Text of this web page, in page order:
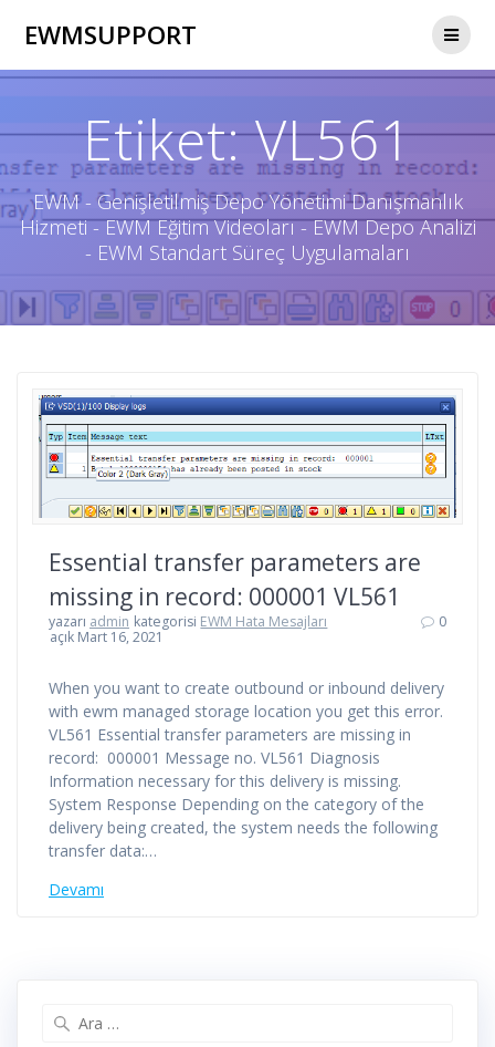
EWMSUPPORT
Etiket:VL561
EWM - Genişletilmiş Depo Yönetimi Danışmanlık
Hizmeti - EWM Eğitim Videoları - EWM Depo Analizi
- EWM Standart Süreç Uygulamaları
Essential transfer parameters are
missing in record: 000001 VL561
yazarı admin kategorisi EWM Hata Mesajları
açık Mart 16, 2021
0
When you want to create outbound or inbound delivery
with ewm managed storage location you get this error.
VL561 Essential transfer parameters are missing in
record: 000001 Message no. VL561 Diagnosis
Information necessary for this delivery is missing.
System Response Depending on the category of the
delivery being created, the system needs the following
transfer data:…
Devamı